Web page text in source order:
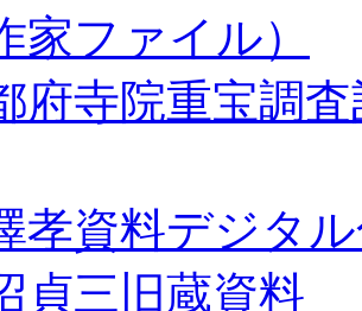
家ファイル）
府寺院重宝調
孝資料デジタ
貞三旧蔵資料